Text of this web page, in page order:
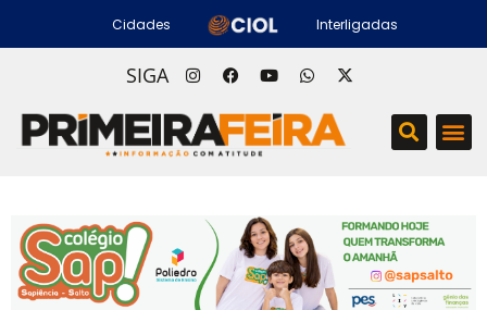
Cidades Interligadas
SIGA